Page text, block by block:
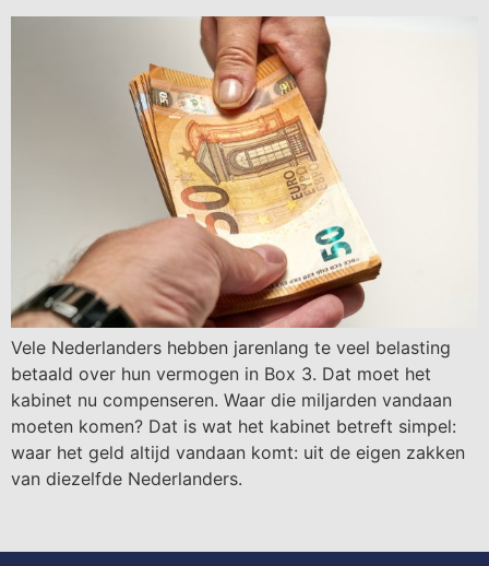
Vele Nederlanders hebben jarenlang te veel belasting
betaald over hun vermogen in Box 3. Dat moet het
kabinet nu compenseren. Waar die miljarden vandaan
moeten komen? Dat is wat het kabinet betreft simpel:
waar het geld altijd vandaan komt: uit de eigen zakken
van diezelfde Nederlanders.